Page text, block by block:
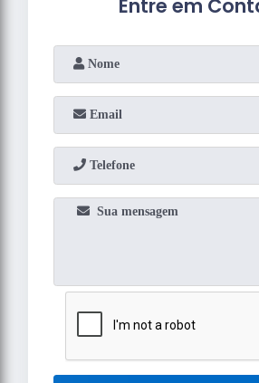
Entre em